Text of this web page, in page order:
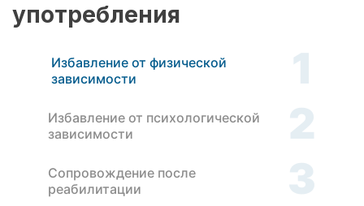
употребления
Избавление от физической
зависимости
1
Избавление от психологической
зависимости
2
Сопровождение после
реабилитации
3